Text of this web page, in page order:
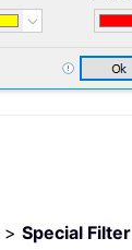
> Special Filter